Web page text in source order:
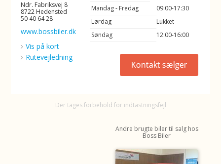
Ndr. Fabriksvej 8
8722 Hedensted
50 40 64 28
www.bossbiler.dk
Vis på kort
Rutevejledning
Mandag - Fredag
09:00-17:30
Lørdag
Lukket
Søndag
12:00-16:00
Der tages forbehold for indtastningsfejl
Andre brugte biler til salg hos
Boss Biler